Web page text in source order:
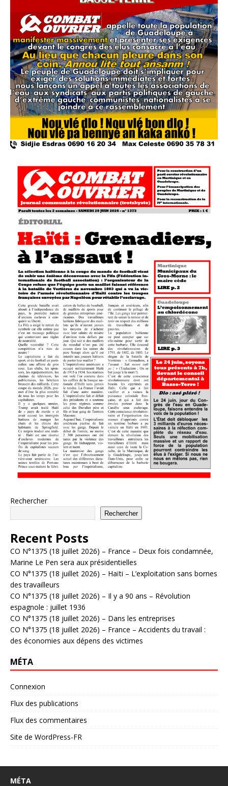
Rechercher
Rechercher
Recent Posts
CO N°1375 (18 juillet 2026) – France – Deux fois condamnée,
Marine Le Pen sera aux présidentielles
CO N°1375 (18 juillet 2026) – Haïti – L’exploitation sans bornes
des travailleurs
CO N°1375 (18 juillet 2026) – Il y a 90 ans – Révolution
espagnole : juillet 1936
CO N°1375 (18 juillet 2026) – Dans les entreprises
CO N°1375 (18 juillet 2026) – France – Accidents du travail :
des économies aux dépens des victimes
MÉTA
Connexion
Flux des publications
Flux des commentaires
Site de WordPress-FR
MÉTA